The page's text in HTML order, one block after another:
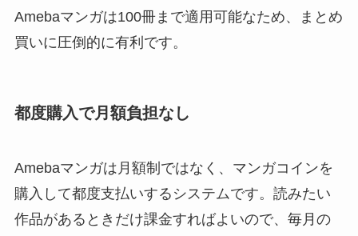
Amebaマンガは100冊まで適用可能なため、まとめ
買いに圧倒的に有利です。
都度購入で月額負担なし
Amebaマンガは月額制ではなく、マンガコインを
購入して都度支払いするシステムです。読みたい
作品があるときだけ課金すればよいので、毎月の